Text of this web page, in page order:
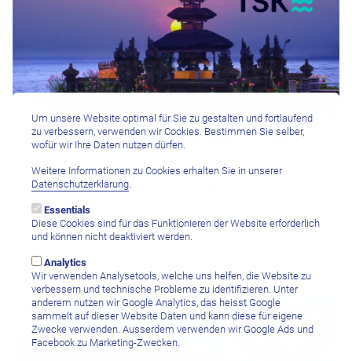
5. Sep– 19. Sep 2026
Bali ist der Ort, wo auch Fische Urlaub
machen würden
Um unsere Website optimal für Sie zu gestalten und fortlaufend
zu verbessern, verwenden wir Cookies. Bestimmen Sie selber,
wofür wir Ihre Daten nutzen dürfen.
Weitere Informationen zu Cookies erhalten Sie in unserer
Datenschutzerklärung
Essentials
Diese Cookies sind für das Funktionieren der Website erforderlich
und können nicht deaktiviert werden.
Analytics
Wir verwenden Analysetools, welche uns helfen, die Website zu
verbessern und technische Probleme zu identifizieren. Unter
anderem nutzen wir Google Analytics, das heisst Google
sammelt auf dieser Website Daten und kann diese für eigene
Zwecke verwenden. Ausserdem verwenden wir Google Ads und
Facebook zu Marketing-Zwecken.